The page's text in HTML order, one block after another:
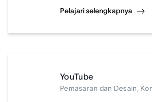
Pelajari selengkapnya
YouTube
Pemasaran dan Desain,